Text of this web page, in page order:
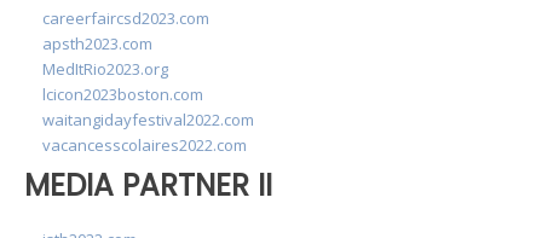
careerfaircsd2023.com
apsth2023.com
MedItRio2023.org
lcicon2023boston.com
waitangidayfestival2022.com
vacancesscolaires2022.com
MEDIA PARTNER II